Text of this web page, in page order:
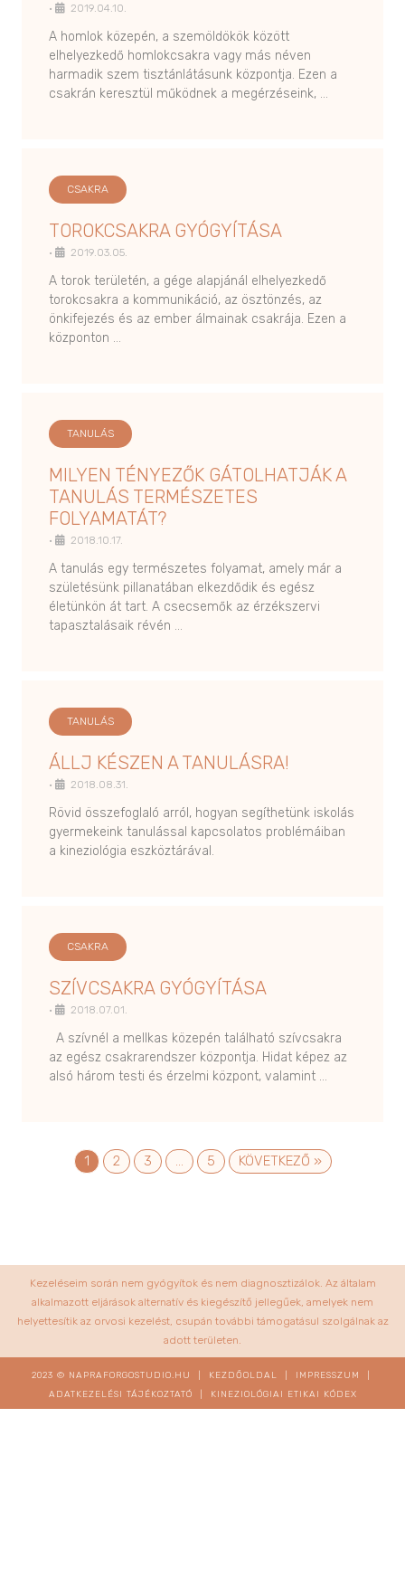
• 2019.04.10.
A homlok közepén, a szemöldökök között
elhelyezkedő homlokcsakra vagy más néven
harmadik szem tisztánlátásunk központja. Ezen a
csakrán keresztül működnek a megérzéseink, …
CSAKRA
TOROKCSAKRA GYÓGYÍTÁSA
• 2019.03.05.
A torok területén, a gége alapjánál elhelyezkedő
torokcsakra a kommunikáció, az ösztönzés, az
önkifejezés és az ember álmainak csakrája. Ezen a
központon …
TANULÁS
MILYEN TÉNYEZŐK GÁTOLHATJÁK A
TANULÁS TERMÉSZETES
FOLYAMATÁT?
• 2018.10.17.
A tanulás egy természetes folyamat, amely már a
születésünk pillanatában elkezdődik és egész
életünkön át tart. A csecsemők az érzékszervi
tapasztalásaik révén …
TANULÁS
ÁLLJ KÉSZEN A TANULÁSRA!
• 2018.08.31.
Rövid összefoglaló arról, hogyan segíthetünk iskolás
gyermekeink tanulással kapcsolatos problémáiban
a kineziológia eszköztárával.
CSAKRA
SZÍVCSAKRA GYÓGYÍTÁSA
• 2018.07.01.
A szívnél a mellkas közepén található szívcsakra
az egész csakrarendszer központja. Hidat képez az
alsó három testi és érzelmi központ, valamint …
1 2 3 … 5 KÖVETKEZŐ »
Kezeléseim során nem gyógyítok és nem diagnosztizálok. Az általam
alkalmazott eljárások alternatív és kiegészítő jellegűek, amelyek nem
helyettesítik az orvosi kezelést, csupán további támogatásul szolgálnak az
adott területen.
2023 © NAPRAFORGOSTUDIO.HU | KEZDŐOLDAL IMPRESSZUM
ADATKEZELÉSI TÁJÉKOZTATÓ
KINEZIOLÓGIAI ETIKAI KÓDEX